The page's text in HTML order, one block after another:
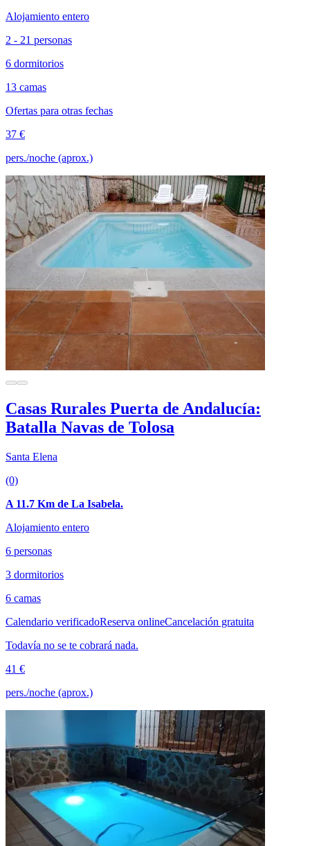
Alojamiento entero
2 - 21 personas
6 dormitorios
13 camas
Ofertas para otras fechas
37 €
pers./noche (aprox.)
Casas Rurales Puerta de Andalucía:
Batalla Navas de Tolosa
Santa Elena
(0)
A 11.7 Km de La Isabela.
Alojamiento entero
6 personas
3 dormitorios
6 camas
Calendario verificadoReserva onlineCancelación gratuita
Todavía no se te cobrará nada.
41 €
pers./noche (aprox.)